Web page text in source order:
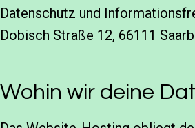
Datenschutz und
Dobisch Straße 12, 66111
Wohin wir deine